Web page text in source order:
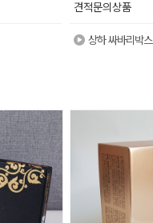
견적문의상품
상하 싸바리박